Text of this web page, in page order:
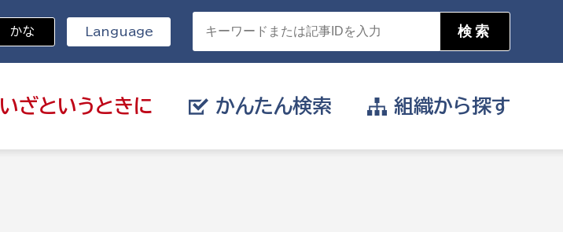
いざと いうときに かんたん検索 組織から探す
かな Language